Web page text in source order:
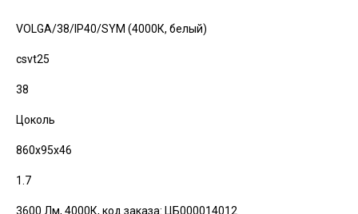
VOLGA/38/IP40/SYM (4000К, белый)
csvt25
38
Цоколь
860х95х46
1.7
3600 Лм, 4000К, код заказа: ЦБ000014012